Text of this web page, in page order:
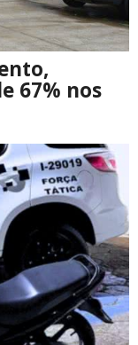
67% nos